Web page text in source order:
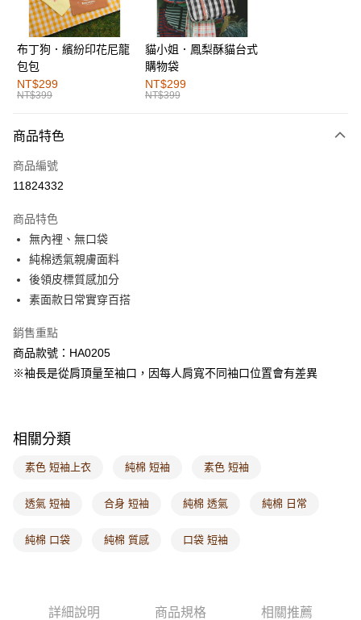
街口支付
運送方式
全家取貨付款
每筆NT$60，滿NT$1,000(含以上)免運費
付款後全家取貨
萊爾富取貨付款
付款後萊爾富取貨
每筆NT$60，滿NT$1,000(含以上)免運費
7-11取貨付款
每筆NT$60，滿NT$1,000(含以上)免運費
付款後7-11取貨
每筆NT$60，滿NT$1,000(含以上)免運費
付款後門市自取
每筆NT$60，滿NT$1,000(含以上)免運費
布丁狗．繽紛印花尼龍
包包
NT$299
NT$399
貓小姐．鳳梨酥貓台式
購物袋
NT$299
NT$399
商品特色
商品編號
11824332
商品特色
無內裡、無口袋
純棉透氣親膚面料
後領皮標質感加分
素面款日常實穿百搭
銷售重點
商品款號：HA0205
※袖長是從肩頂量至袖口，因每人肩寬不同袖口位置會有差異
相關分類
素色 短袖上衣 純棉 短袖 素色 短袖
透氣 短袖 合身 短袖 純棉 透氣 純棉 日常
純棉 口袋 純棉 質感 口袋 短袖
詳細說明 商品規格 相關推薦